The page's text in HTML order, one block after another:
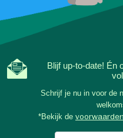
Blijf up-to-date! Én
Schrijf je nu in voor de
*Bekijk de voorwaarden